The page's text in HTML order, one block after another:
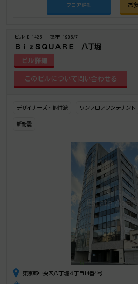
フロア詳細 お
ビルID-1426 築年-1985/7
ＢｉｚＳＱＵＡＲＥ 八丁堀
ビル詳細
デザイナーズ・個性派 ワンフロアワンテナント
新耐震
東京都中央区八丁堀４丁目14番4号